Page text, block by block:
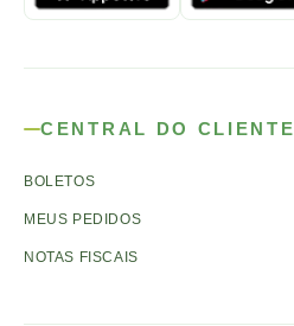
CENTRAL DO CLIENTE
BOLETOS
MEUS PEDIDOS
NOTAS FISCAIS